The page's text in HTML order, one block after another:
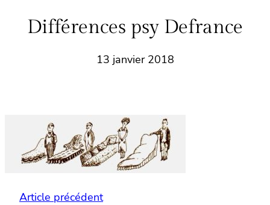
Différences psy Defrance
13 janvier 2018
Article précédent